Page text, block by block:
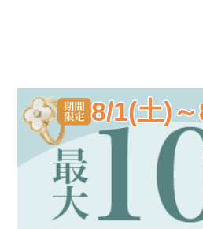
8/1(土)